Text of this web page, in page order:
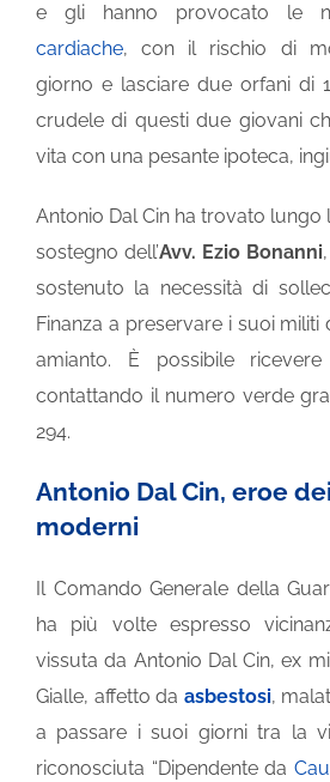
e gli hanno provocato le
cardiache, con il rischio di
giorno e lasciare due orfani di
crudele di questi due giovani
vita con una pesante ipoteca,
Antonio Dal Cin ha trovato lungo
sostegno dell’Avv. Ezio Bonanni
sostenuto la necessità di
Finanza a preservare i suoi militi
amianto. È possibile
contattando il numero verde
294.
Antonio Dal Cin, eroe
moderni
Il Comando Generale della
ha più volte espresso
vissuta da Antonio Dal Cin, ex
Gialle, affetto da asbestosi,
a passare i suoi giorni tra la
riconosciuta “Dipendente da